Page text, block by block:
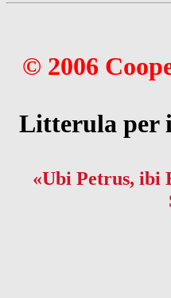
© 2006
Litterula
«Ubi Petrus, ibi